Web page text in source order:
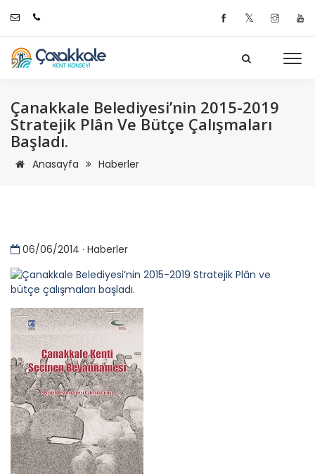
𝕏
Çanakkale Belediyesi’nin 2015-2019
Stratejik Plân Ve Bütçe Çalışmaları
Başladı.
Anasayfa Haberler
06/06/2014 · Haberler